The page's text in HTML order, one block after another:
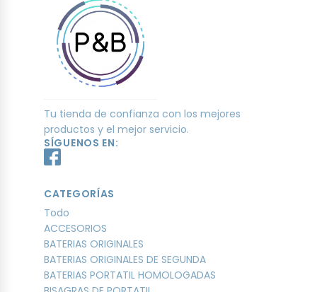
Tu tienda de confianza con los mejores
productos y el mejor servicio.
SÍGUENOS EN:
CATEGORÍAS
Todo
ACCESORIOS
BATERIAS ORIGINALES
BATERIAS ORIGINALES DE SEGUNDA
BATERIAS PORTATIL HOMOLOGADAS